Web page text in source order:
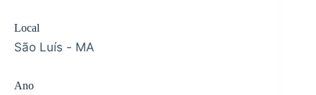
Local
São Luís - MA
Ano